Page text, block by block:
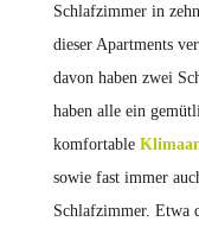
Schlafzimmer in
dieser Apartments
davon haben zwei
haben alle ein
komfortable
sowie fast immer
Schlafzimmer. Etwa